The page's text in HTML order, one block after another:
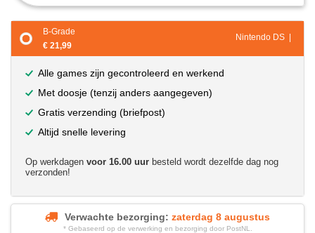
B-Grade
€ 21,99
Nintendo DS |
Alle games zijn gecontroleerd en werkend
Met doosje (tenzij anders aangegeven)
Gratis verzending (briefpost)
Altijd snelle levering
Op werkdagen voor 16.00 uur besteld wordt dezelfde dag nog
verzonden!
Verwachte bezorging: zaterdag 8 augustus
* Gebaseerd op de verwerking en bezorging door PostNL.